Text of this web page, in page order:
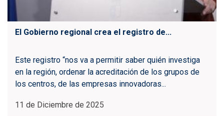
El Gobierno regional crea el registro de...
Este registro “nos va a permitir saber quién investiga
en la región, ordenar la acreditación de los grupos de
los centros, de las empresas innovadoras...
11 de Diciembre de 2025